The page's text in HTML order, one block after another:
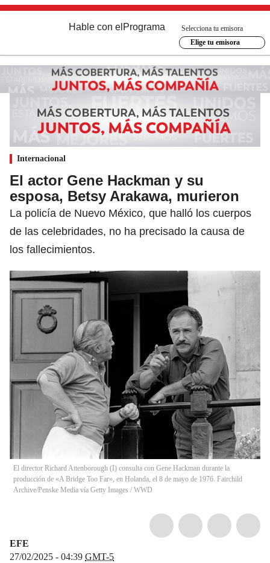
Hable con el Programa
Selecciona tu emisora
Elige tu emisora
Internacional
El actor Gene Hackman y su
esposa, Betsy Arakawa, murieron
La policía de Nuevo México, que halló los cuerpos
de las celebridades, no ha precisado la causa de
los fallecimientos.
El director Richard Attenborough (I) consulta con Gene Hackman durante la
producción de «A Bridge Too Far», en Holanda, el 8 de mayo de 1976. Fairchild
Archive/Penske Media vía Getty Images / WWD
EFE
27/02/2025 - 04:39 GMT-5